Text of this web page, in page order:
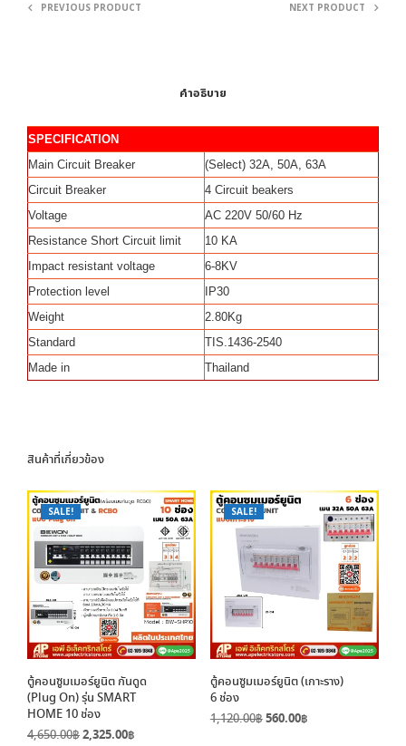
PREVIOUS PRODUCT NEXT PRODUCT
คำอธิบาย
SPECIFICATION
Main Circuit Breaker
(Select) 32A, 50A, 63A
Circuit Breaker
4 Circuit beakers
Voltage
AC 220V 50/60 Hz
Resistance Short Circuit limit
10 KA
Impact resistant voltage
6-8KV
Protection level
IP30
Weight
2.80Kg
Standard
TIS.1436-2540
Made in
Thailand
สินค้าที่เกี่ยวข้อง
SALE!
ตู้คอนซูมเมอร์ยูนิต กันดูด
(Plug On) รุ่น SMART
HOME 10 ช่อง
4,650.00฿Original
2,325.00฿
SALE!
ตู้คอนซูมเมอร์ยูนิต (เกาะราง)
6 ช่อง
1,120.00฿Original
560.00฿Current